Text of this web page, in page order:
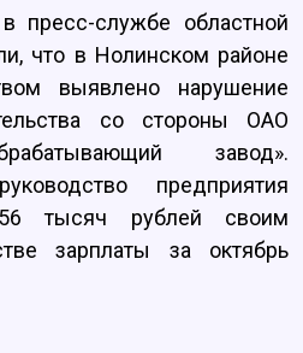
пресс-службе областной
что в Нолинском районе
выявлено нарушение
со стороны ОАО
завод».
предприятия
тысяч рублей своим
зарплаты за октябрь